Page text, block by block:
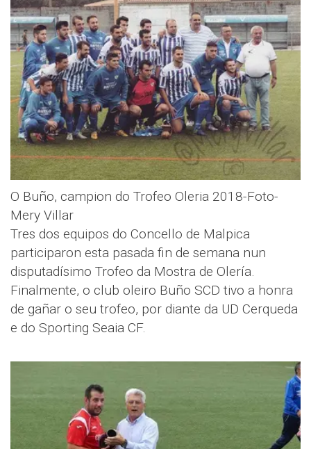
O Buño, campion do Trofeo Oleria 2018-Foto-
Mery Villar
Tres dos equipos do Concello de Malpica
participaron esta pasada fin de semana nun
disputadísimo Trofeo da Mostra de Olería.
Finalmente, o club oleiro Buño SCD tivo a honra
de gañar o seu trofeo, por diante da UD Cerqueda
e do Sporting Seaia CF.